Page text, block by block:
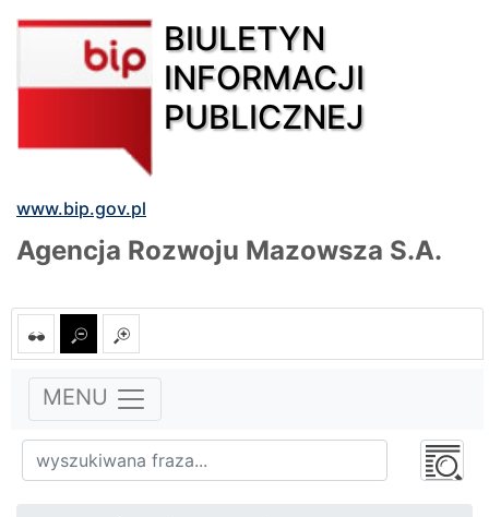
BIULETYN
INFORMACJI
PUBLICZNEJ
www.bip.gov.pl
Agencja Rozwoju Mazowsza S.A.
MENU